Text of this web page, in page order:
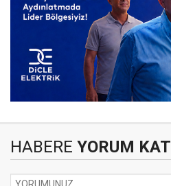
HABERE YORUM KAT